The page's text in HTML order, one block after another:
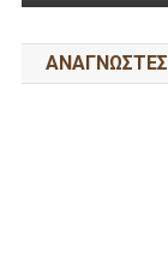
ΑΝΑΓΝΩΣΤΕΣ